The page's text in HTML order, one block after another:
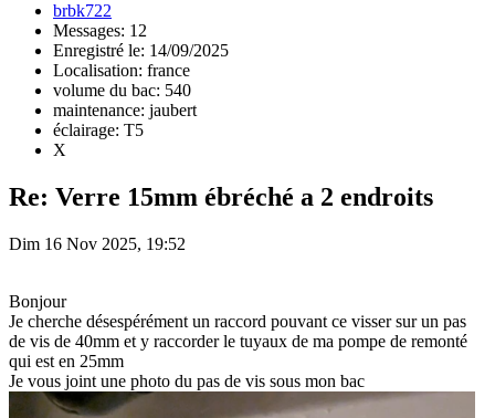
brbk722
Messages: 12
Enregistré le: 14/09/2025
Localisation: france
volume du bac: 540
maintenance: jaubert
éclairage: T5
X
Re: Verre 15mm ébréché a 2 endroits
Dim 16 Nov 2025, 19:52
Bonjour
Je cherche désespérément un raccord pouvant ce visser sur un pas
de vis de 40mm et y raccorder le tuyaux de ma pompe de remonté
qui est en 25mm
Je vous joint une photo du pas de vis sous mon bac